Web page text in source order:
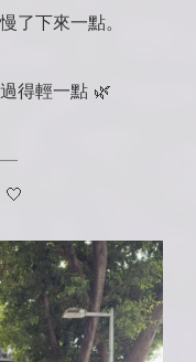
了下來一點。
得輕一點 🌿